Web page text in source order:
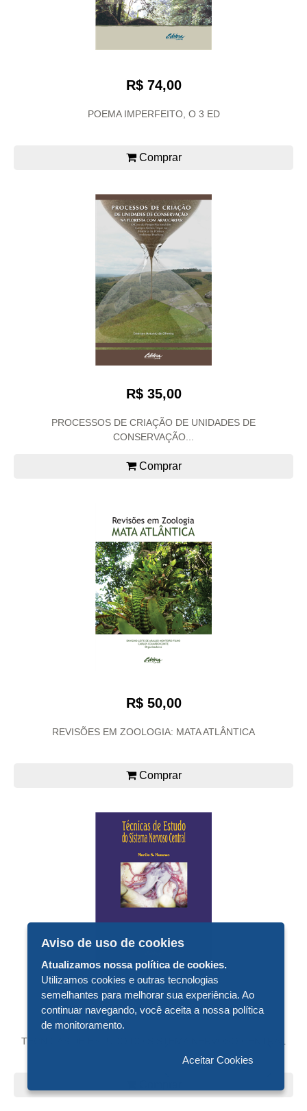
R$ 74,00
POEMA IMPERFEITO, O 3 ED
Comprar
R$ 35,00
PROCESSOS DE CRIAÇÃO DE UNIDADES DE
CONSERVAÇÃO...
Comprar
R$ 50,00
REVISÕES EM ZOOLOGIA: MATA ATLÂNTICA
Comprar
R$ 43,00
TÉCNICAS DE ESTUDO DO SISTEMA NERVOSO CENTRAL
Aviso de uso de cookies
Atualizamos nossa política de cookies.
Utilizamos cookies e outras tecnologias
semelhantes para melhorar sua experiência. Ao
continuar navegando, você aceita a nossa política
de monitoramento.
Aceitar Cookies